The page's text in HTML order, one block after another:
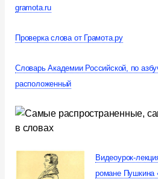
gramota.ru
Проверка слова от Грамота.ру
Словарь Академии Российской, по
расположенный
Видеоурок-
романе Пушкина